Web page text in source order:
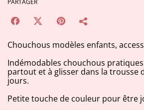
Chouchous modèles enfants,
Indémodables chouchous
partout et à glisser dans la trousse
jours.
Petite touche de couleur pour être